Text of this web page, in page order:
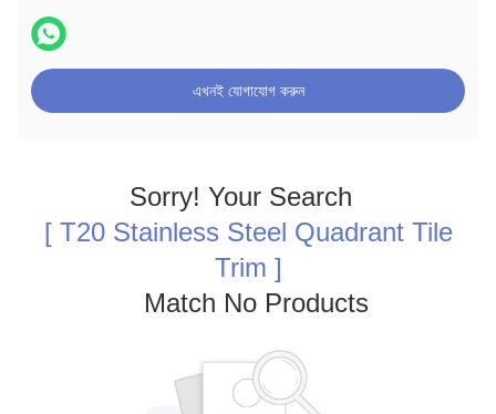
এখনই যোগাযোগ করুন
Sorry! Your Search
[ T20 Stainless Steel Quadrant Tile
Trim ]
Match No Products